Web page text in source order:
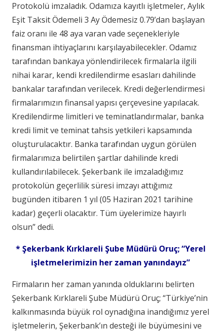
Protokolü imzaladık. Odamıza kayıtlı işletmeler, Aylık
Eşit Taksit Ödemeli 3 Ay Ödemesiz 0.79’dan başlayan
faiz oranı ile 48 aya varan vade seçenekleriyle
finansman ihtiyaçlarını karşılayabilecekler. Odamız
tarafından bankaya yönlendirilecek firmalarla ilgili
nihai karar, kendi kredilendirme esasları dahilinde
bankalar tarafından verilecek. Kredi değerlendirmesi
firmalarımızın finansal yapısı çerçevesine yapılacak.
Kredilendirme limitleri ve teminatlandırmalar, banka
kredi limit ve teminat tahsis yetkileri kapsamında
oluşturulacaktır. Banka tarafından uygun görülen
firmalarımıza belirtilen şartlar dahilinde kredi
kullandırılabilecek. Şekerbank ile imzaladığımız
protokolün geçerlilik süresi imzayı attığımız
bugünden itibaren 1 yıl (05 Haziran 2021 tarihine
kadar) geçerli olacaktır. Tüm üyelerimize hayırlı
olsun” dedi.
* Şekerbank Kırklareli Şube Müdürü Oruç; “Yerel
işletmelerimizin her zaman yanındayız”
Firmaların her zaman yanında olduklarını belirten
Şekerbank Kırklareli Şube Müdürü Oruç; “Türkiye’nin
kalkınmasında büyük rol oynadığına inandığımız yerel
işletmelerin, Şekerbank’ın desteği ile büyümesini ve